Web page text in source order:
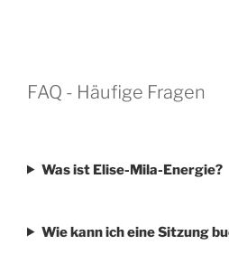
FAQ - Häufige Fragen
Was ist Elise-Mila-Energie?
Wie kann ich eine Sitzung